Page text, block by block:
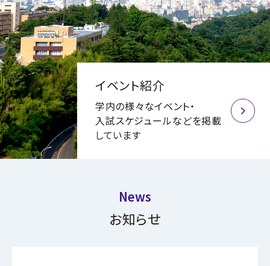
イベント紹介
学内の様々なイベント・
入試スケジュールなどを掲載
しています
お知らせ